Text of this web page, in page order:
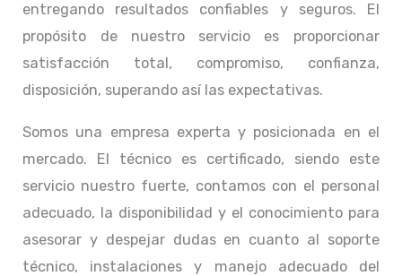
entregando resultados confiables y seguros. El
propósito de nuestro servicio es proporcionar
satisfacción total, compromiso, confianza,
disposición, superando así las expectativas.
Somos una empresa experta y posicionada en el
mercado. El técnico es certificado, siendo este
servicio nuestro fuerte, contamos con el personal
adecuado, la disponibilidad y el conocimiento para
asesorar y despejar dudas en cuanto al soporte
técnico, instalaciones y manejo adecuado del